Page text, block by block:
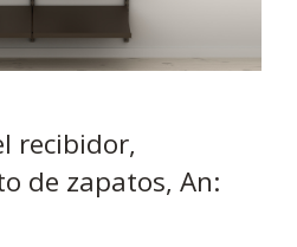
recibidor,
de zapatos, An: